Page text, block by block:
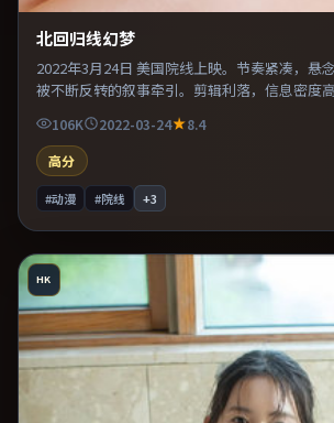
北回归线幻梦
2022年3月24日 美国院线上映。节奏紧凑，悬
被不断反转的叙事牵引。剪辑利落，信息密度
推理的观众。整体完成度较高，适合周末一口气
106K 2022-03-24
8.4
高分
#动漫 #院线 +3
HK